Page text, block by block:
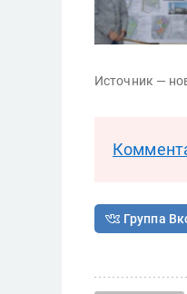
Источник —
Группа